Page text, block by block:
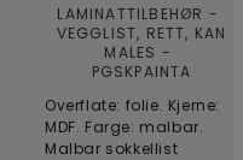
LAMINATTILBEHØR
VEGGLIST, RETT, KAN
MALES
PGSKPAINTA
Overflate: folie. Kjerne:
MDF. Farge: malbar.
Malbar sokkellist